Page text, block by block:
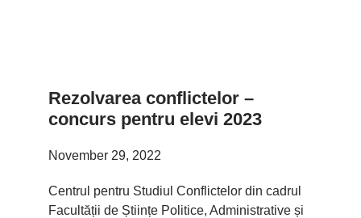
Rezolvarea conflictelor –
concurs pentru elevi 2023
November 29, 2022
Centrul pentru Studiul Conflictelor din cadrul
Facultății de Științe Politice, Administrative și